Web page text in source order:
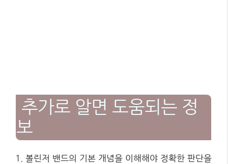
추가로 알면 도움되는 정
보
1. 볼린저 밴드의 기본 개념을 이해해야 정확한 판단을